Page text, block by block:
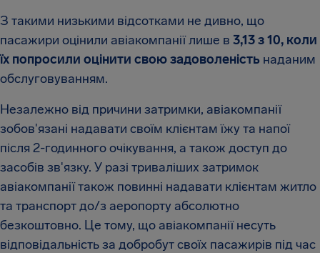
З такими низькими відсотками не дивно, що
пасажири оцінили авіакомпанії лише в 3,13 з 10, коли
їх попросили оцінити свою задоволеність наданим
обслуговуванням.
Незалежно від причини затримки, авіакомпанії
зобов'язані надавати своїм клієнтам їжу та напої
після 2-годинного очікування, а також доступ до
засобів зв'язку. У разі триваліших затримок
авіакомпанії також повинні надавати клієнтам житло
та транспорт до/з аеропорту абсолютно
безкоштовно. Це тому, що авіакомпанії несуть
відповідальність за добробут своїх пасажирів під час